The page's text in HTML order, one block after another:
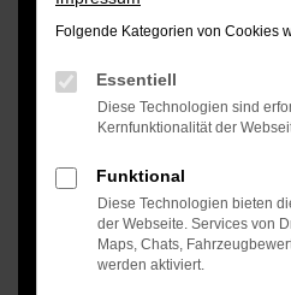
Modell
Fahrzeugtyp auswählen
Fahrzeugzustand
Folgende Kategorien von Cookies
Essentiell
Diese Technologien sind
Kernfunktionalität der
Funktional
Diese Technologien bieten
der Webseite. Services von
Maps, Chats,
werden aktiviert.